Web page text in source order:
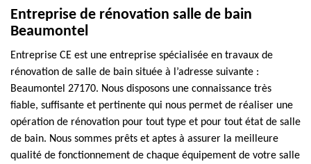
Entreprise de rénovation salle de bain
Beaumontel
Entreprise CE est une entreprise spécialisée en travaux de
rénovation de salle de bain située à l’adresse suivante :
Beaumontel 27170. Nous disposons une connaissance très
fiable, suffisante et pertinente qui nous permet de réaliser une
opération de rénovation pour tout type et pour tout état de salle
de bain. Nous sommes prêts et aptes à assurer la meilleure
qualité de fonctionnement de chaque équipement de votre salle